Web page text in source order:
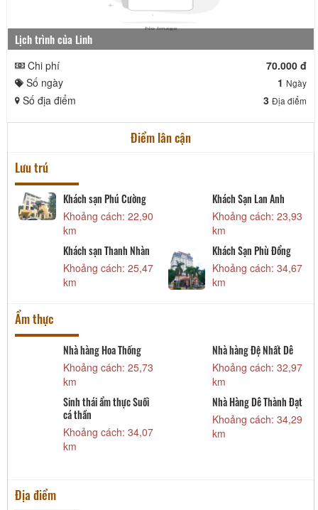
Lịch trình của Linh
Chi phí
70.000 đ
Số ngày
1 Ngày
Số địa điểm 3 Địa điểm
Điểm lân cận
Lưu trú
Khách sạn Phú Cường
Khoảng cách: 22,90
km
Khách Sạn Lan Anh
Khoảng cách: 23,93
km
Khách sạn Thanh Nhàn
Khoảng cách: 25,47
km
Khách Sạn Phù Đổng
Khoảng cách: 34,67
km
Ẩm thực
Nhà hàng Hoa Thống
Khoảng cách: 25,73
km
Nhà hàng Đệ Nhất Dê
Khoảng cách: 32,97
km
Sinh thái ẩm thực Suối
cá thần
Khoảng cách: 34,07
km
Nhà Hàng Dê Thành Đạt
Khoảng cách: 34,29
km
Địa điểm